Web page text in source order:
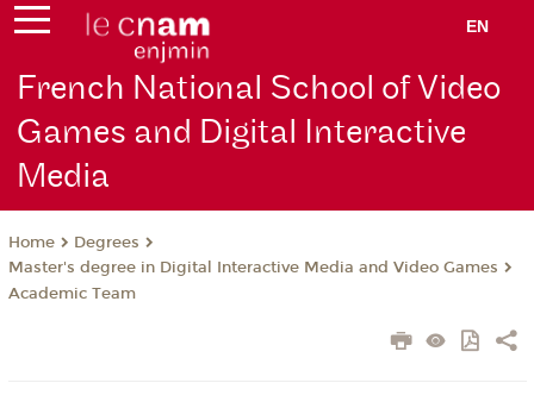
EN
French National School of Video
Games and Digital Interactive
Media
Home
Degrees
Master's degree in Digital Interactive Media and Video Games
Academic Team